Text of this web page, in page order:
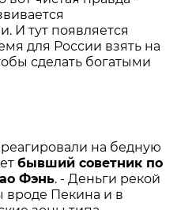
И тут появляется
для России взять на
сделать богатыми
на бедную
бывший советник по
Фэнь. - Деньги рекой
вроде Пекина и в